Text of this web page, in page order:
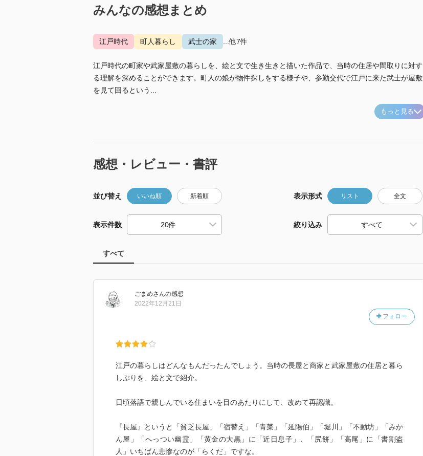
みんなの感想まとめ
江戸時代 町人暮らし 武士の家 ...他7件
江戸時代の町家や武家屋敷の暮らしを、絵と文で生き生きと描いた作品で、当時の住居や間取りに対す
る理解を深めることができます。町人の娘が物件探しをする様子や、参勤交代で江戸に来た武士が屋敷
を見て回るという...
もっと見る
感想・レビュー・書評
並び替え いいね順 新着順 表示形式 リスト 全文
表示件数 絞り込み
すべて
ごまめさんの感想
フォロー
2022年12月21日
江戸の暮らしはどんなもんだったんでしょう。当時の長屋と商家と武家屋敷の住居と暮ら
しぶりを、絵と文で紹介。
日頃落語で親しんでいる住まいを目のあたりにして、改めて再認識。
『長屋』というと「貧乏長屋」「宿替え」「青菜」「延陽伯」「堀川」「不動坊」「みか
ん屋」「へっつい幽霊」「黄金の大黒」に「近日息子」、「尻餅」「高尾」に「書割盗
人」いちばん悲惨なのが「らくだ」ですな。